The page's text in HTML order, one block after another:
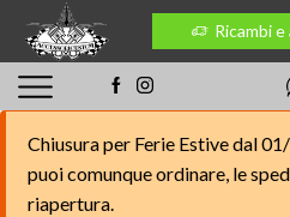
Go shop Ricambi
Chiusura per Ferie Estive dal
puoi comunque ordinare, le
riapertura.